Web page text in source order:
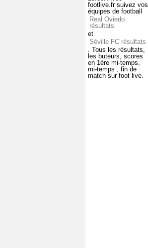
footlive.fr suivez vos
équipes de football
Real Oviedo
résultats
et
Séville FC résultats
. Tous les résultats,
les buteurs, scores
en 1ère mi-temps,
mi-temps , fin de
match sur foot live.